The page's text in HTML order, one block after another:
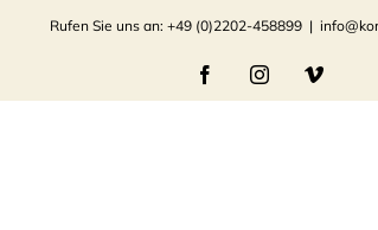
Rufen Sie uns an: +49 (0)2202-458899 |
FacebookInstagramVimeo